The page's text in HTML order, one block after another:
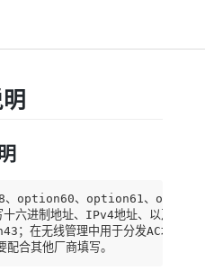
、option60、option61、
六进制地址、IPv4地址、以及字符
；在无线管理中用于分发AC地址。
合其他厂商填写。